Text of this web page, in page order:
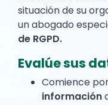
situación de su
un abogado
de RGPD.
Evalúe sus
Comience
información